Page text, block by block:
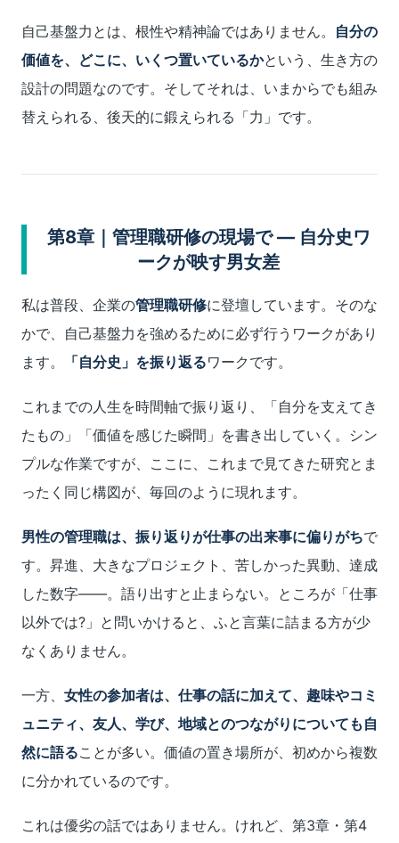
自己基盤力とは、根性や精神論ではありません。 自分の
価値を、どこに、いくつ置いているかという、生き方の
設計の問題なのです。そしてそれは、いまからでも組み
替えられる、後天的に鍛えられる「力」です。
第8章｜管理職研修の現場で ― 自分史ワ
ークが映す男女差
私は普段、企業の管理職研修に登壇しています。そのな
かで、自己基盤力を強めるために必ず行うワークがあり
ます。
「自分史」を振り返るワークです。
これまでの人生を時間軸で振り返り、「自分を支えてき
たもの」「価値を感じた瞬間」を書き出していく。シン
プルな作業ですが、ここに、これまで見てきた研究とま
ったく同じ構図が、毎回のように現れます。
男性の管理職は、振り返りが仕事の出来事に偏りがちで
す。昇進、大きなプロジェクト、苦しかった異動、達成
した数字――。語り出すと止まらない。ところが「仕事
以外では?」と問いかけると、ふと言葉に詰まる方が少
なくありません。
一方、 女性の参加者は、仕事の話に加えて、趣味やコミ
ュニティ、友人、学び、地域とのつながりについても自
然に語ることが多い。価値の置き場所が、初めから複数
に分かれているのです。
これは優劣の話ではありません。けれど、第3章・第4